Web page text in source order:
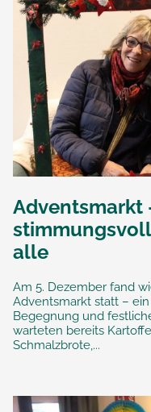
Adventsmarkt
alle
Am 5. Dezember fand
Adventsmarkt statt –
Begegnung und
warteten bereits
Schmalzbrote,...